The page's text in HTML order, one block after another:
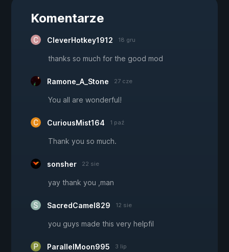
Komentarze
CleverHotkey1912 18 gru
thanks so much for the good mod
Ramone_A_Stone 27 cze
You all are wonderful!
CuriousMist164 1 paź
Thank you so much.
sonsher 22 sie
yay thank you ,man
SacredCamel829 12 sie
you guys made this very helpfil
ParallelMoon995 3 lip